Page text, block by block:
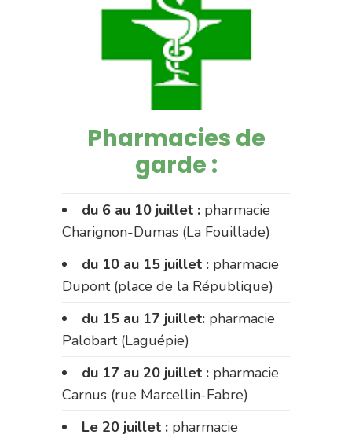
Pharmacies de
garde :
du 6 au 10 juillet : pharmacie
Charignon-Dumas (La Fouillade)
du 10 au 15 juillet : pharmacie
Dupont (place de la République)
du 15 au 17 juillet: pharmacie
Palobart (Laguépie)
du 17 au 20 juillet : pharmacie
Carnus (rue Marcellin-Fabre)
Le 20 juillet : pharmacie